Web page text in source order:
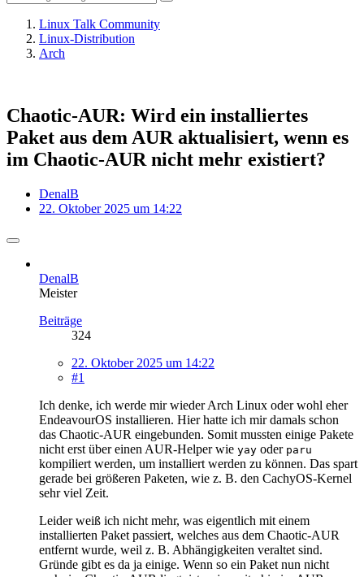
Linux Talk Community
Linux-Distribution
Arch
Chaotic-AUR: Wird ein installiertes
Paket aus dem AUR aktualisiert, wenn es
im Chaotic-AUR nicht mehr existiert?
DenalB
22. Oktober 2025 um 14:22
DenalB
Meister
Beiträge
324
22. Oktober 2025 um 14:22
#1
Ich denke, ich werde mir wieder Arch Linux oder wohl eher
EndeavourOS installieren. Hier hatte ich mir damals schon
das Chaotic-AUR eingebunden. Somit mussten einige Pakete
nicht erst über einen AUR-Helper wie yay oder paru
kompiliert werden, um installiert werden zu können. Das spart
gerade bei größeren Paketen, wie z. B. den CachyOS-Kernel
sehr viel Zeit.
Leider weiß ich nicht mehr, was eigentlich mit einem
installierten Paket passiert, welches aus dem Chaotic-AUR
entfernt wurde, weil z. B. Abhängigkeiten veraltet sind.
Gründe gibt es da ja einige. Wenn so ein Paket nun nicht